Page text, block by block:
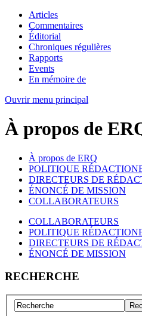
Articles
Commentaires
Éditorial
Chroniques régulières
Rapports
Events
En mémoire de
Ouvrir menu principal
À propos de
À propos de ERQ
POLITIQUE
DIRECTEURS DE
ÉNONCÉ DE MISSION
COLLABORATEURS
COLLABORATEURS
POLITIQUE
DIRECTEURS DE
ÉNONCÉ DE MISSION
RECHERCHE